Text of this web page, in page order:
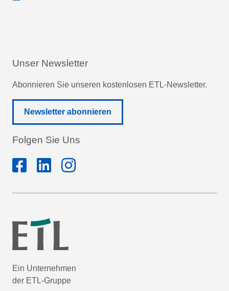
Unser Newsletter
Abonnieren Sie unseren kostenlosen ETL-Newsletter.
Newsletter abonnieren
Folgen Sie Uns
Ein Unternehmen
der ETL-Gruppe